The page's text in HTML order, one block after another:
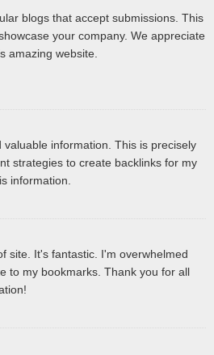
blogs that accept submissions. This
your company. We appreciate
amazing website.
information. This is precisely
strategies to create backlinks for my
information.
site. It's fantastic. I'm overwhelmed
to my bookmarks. Thank you for all